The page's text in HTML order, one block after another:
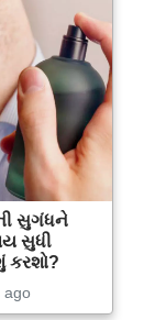
સુગંધને
સુધી
કરશો?
ago